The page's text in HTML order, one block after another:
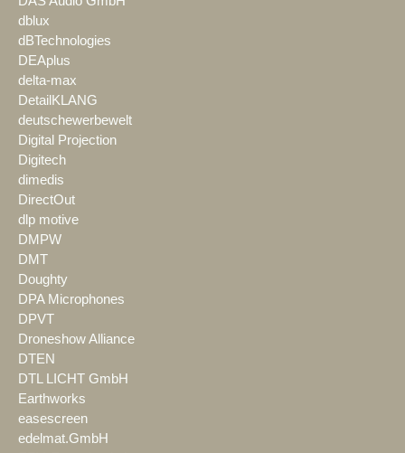
dblux
dBTechnologies
DEAplus
delta-max
DetailKLANG
deutschewerbewelt
Digital Projection
Digitech
dimedis
DirectOut
dlp motive
DMPW
DMT
Doughty
DPA Microphones
DPVT
Droneshow Alliance
DTEN
DTL LICHT GmbH
Earthworks
easescreen
edelmat.GmbH